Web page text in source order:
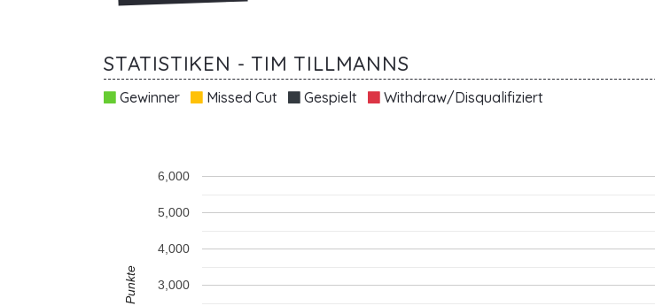
STATISTIKEN - TIM TILLMANNS
Gewinner Missed Cut Gespielt Withdraw/Disqualifiziert
3,000
4,000
5,000
6,000
Punkte